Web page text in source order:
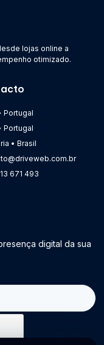
lojas online a
otimizado.
Portugal
Portugal
• Brasil
671 493
digital da sua